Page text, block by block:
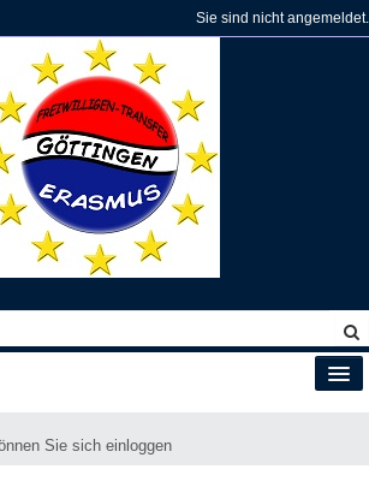
Sie sind nicht angemeldet.
Sie sich einloggen